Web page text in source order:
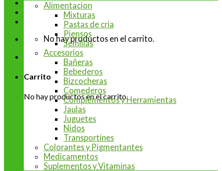
No hay productos en el carrito.
Carrito
No hay productos en el carrito.
Alimentacion
Mixturas
Pastas de cria
Piensos
Semillas
Accesorios
Bañeras
Bebederos
Bizcocheras
Comederos
Complementos y Herramientas
Jaulas
Juguetes
Nidos
Transportines
Colorantes y Pigmentantes
Medicamentos
Suplementos y Vitaminas